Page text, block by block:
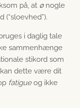
på, at ønogle
i daglig tale
sammenhænge
stikord som
kan dette være dit
fatigueog ikke